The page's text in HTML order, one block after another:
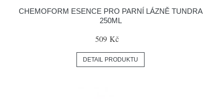
CHEMOFORM ESENCE PRO PARNÍ LÁZNĚ TUNDRA
250ML
509 Kč
DETAIL PRODUKTU